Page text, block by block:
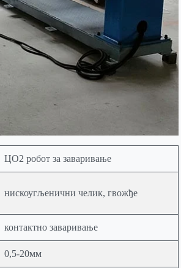
ЦО2 робот за заваривање
нискоугљенични челик, гвожђе
контактно заваривање
0,5-20мм